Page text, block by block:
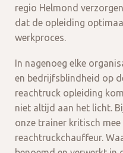
regio Helmond
dat de opleiding
werkproces.
In nagenoeg elke
en bedrijfsblindheid op
reachtruck opleiding
niet altijd aan het licht.
onze trainer kritisch
reachtruckchauffeur.